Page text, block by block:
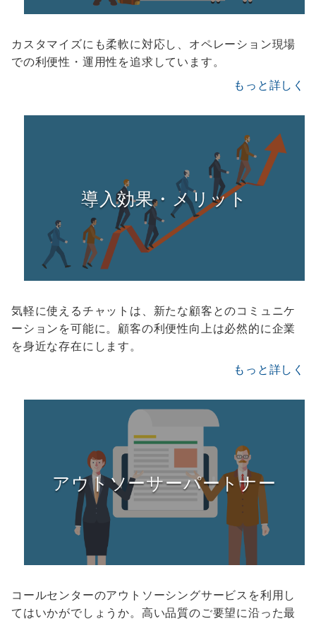
カスタマイズにも柔軟に対応し、オペレーション現場
での利便性・運用性を追求しています。
もっと詳しく
導入効果・メリット
気軽に使えるチャットは、新たな顧客とのコミュニケ
ーションを可能に。顧客の利便性向上は必然的に企業
を身近な存在にします。
もっと詳しく
アウトソーサーパートナー
コールセンターのアウトソーシングサービスを利用し
てはいかがでしょうか。高い品質のご要望に沿った最